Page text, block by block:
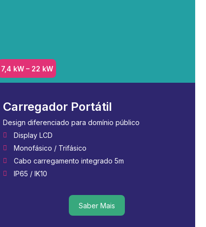
7,4 kW – 22 kW
Carregador Portátil
Design diferenciado para domínio público
Display LCD
Monofásico / Trifásico
Cabo carregamento integrado 5m
IP65 / IK10
Saber Mais
Saber Mais